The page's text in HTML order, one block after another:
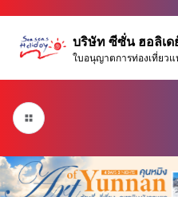
บริษัท ซีซั่น ฮอลิเด
ใบอนุญาตการท่องเที่ยวแ